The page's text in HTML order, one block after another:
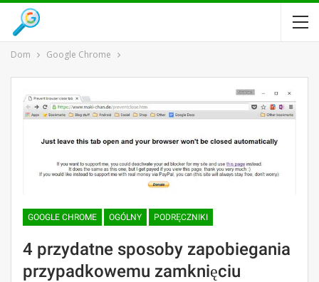
Dom Google Chrome
GOOGLE CHROME OGÓLNY PODRĘCZNIKI
4 przydatne sposoby zapobiegania
przypadkowemu zamknięciu